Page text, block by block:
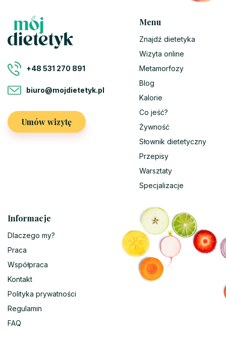
+48 531 270 891
biuro@mojdietetyk.pl
Umów wizytę
Menu
Znajdź dietetyka
Wizyta online
Metamorfozy
Blog
Kalorie
Co jeść?
Żywność
Słownik dietetyczny
Przepisy
Warsztaty
Specjalizacje
Informacje
Dlaczego my?
Praca
Współpraca
Kontakt
Polityka prywatności
Regulamin
FAQ